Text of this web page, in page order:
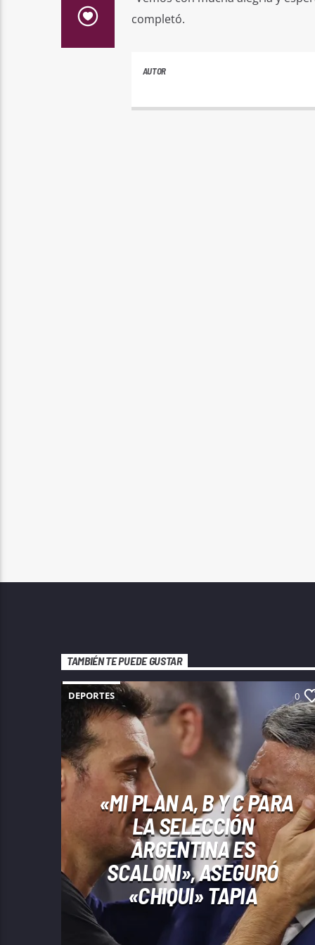
completó.
AUTOR
TAMBIÉN TE PUEDE GUSTAR
DEPORTES 0
«MI PLAN A, B Y C PARA
LA SELECCIÓN
ARGENTINA ES
SCALONI», ASEGURÓ
«CHIQUI» TAPIA